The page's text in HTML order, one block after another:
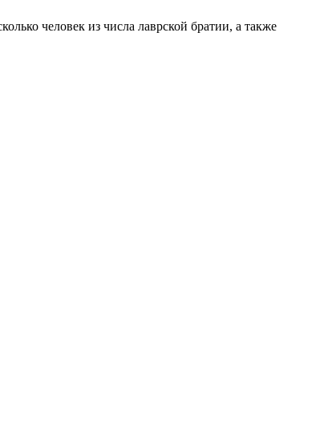
человек из числа лаврской братии, а также